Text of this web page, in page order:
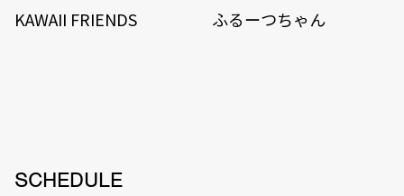
KAWAII FRIENDS ふるーつちゃん
SCHEDULE